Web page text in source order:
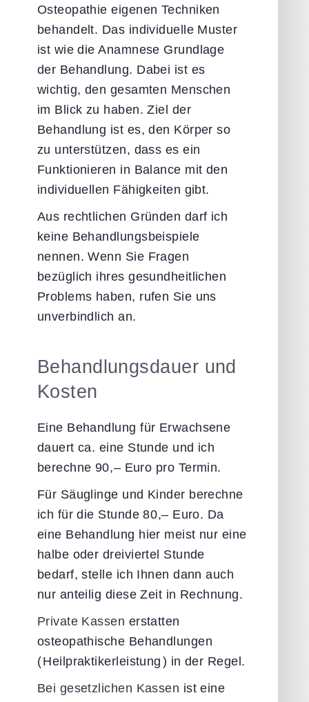
Osteopathie eigenen Techniken
behandelt. Das individuelle Muster
ist wie die Anamnese Grundlage
der Behandlung. Dabei ist es
wichtig, den gesamten Menschen
im Blick zu haben. Ziel der
Behandlung ist es, den Körper so
zu unterstützen, dass es ein
Funktionieren in Balance mit den
individuellen Fähigkeiten gibt.
Aus rechtlichen Gründen darf ich
keine Behandlungsbeispiele
nennen. Wenn Sie Fragen
bezüglich ihres gesundheitlichen
Problems haben, rufen Sie uns
unverbindlich an.
Behandlungsdauer und
Kosten
Eine Behandlung für Erwachsene
dauert ca. eine Stunde und ich
berechne 90,– Euro pro Termin.
Für Säuglinge und Kinder berechne
ich für die Stunde80,– Euro. Da
eine Behandlung hier meist nur eine
halbe oder dreiviertel Stunde
bedarf, stelle ich Ihnen dann auch
nur anteilig diese Zeit in Rechnung.
Private Kassen erstatten
osteopathische Behandlungen
(Heilpraktikerleistung ) in der Regel.
Bei gesetzlichen Kassen ist eine